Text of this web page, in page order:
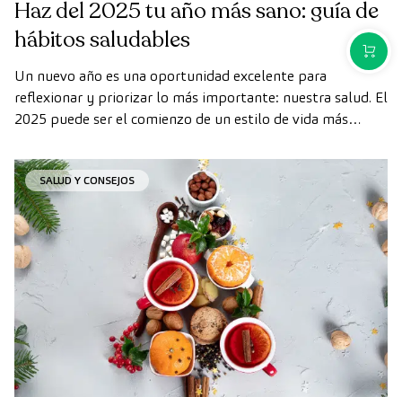
Haz del 2025 tu año más sano: guía de
hábitos saludables
Un nuevo año es una oportunidad excelente para
reflexionar y priorizar lo más importante: nuestra salud. El
2025 puede ser el comienzo de un estilo de vida más
diarios sumen grandes beneficios para tu bienestar físico y
mental.SALUD Y CONSEJOS